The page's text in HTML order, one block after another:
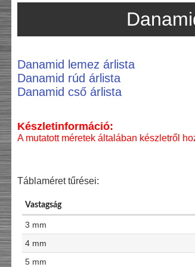
Danamid lemez árlista
Danamid rúd árlista
Danamid cső árlista
Készletinformáció:
A mutatott méretek általában készletről
Táblaméret tűrései:
Vastagság
3 mm
4 mm
5 mm